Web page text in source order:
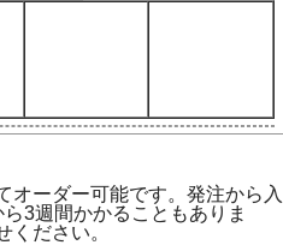
オーダー可能です。発注から入
3週間かかることもありま
ください。